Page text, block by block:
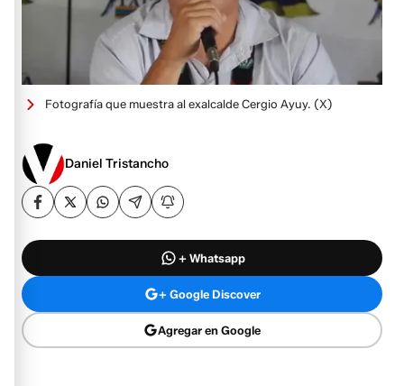
Fotografía que muestra al exalcalde Cergio Ayuy. (X)
Daniel Tristancho
+ Whatsapp
+ Google Discover
Agregar en Google